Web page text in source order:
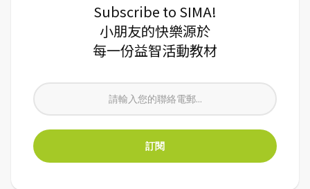
Subscribe to SIMA!
小朋友的快樂源於
每一份益智活動教材